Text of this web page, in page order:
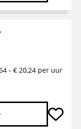
- € 20,24 per uur